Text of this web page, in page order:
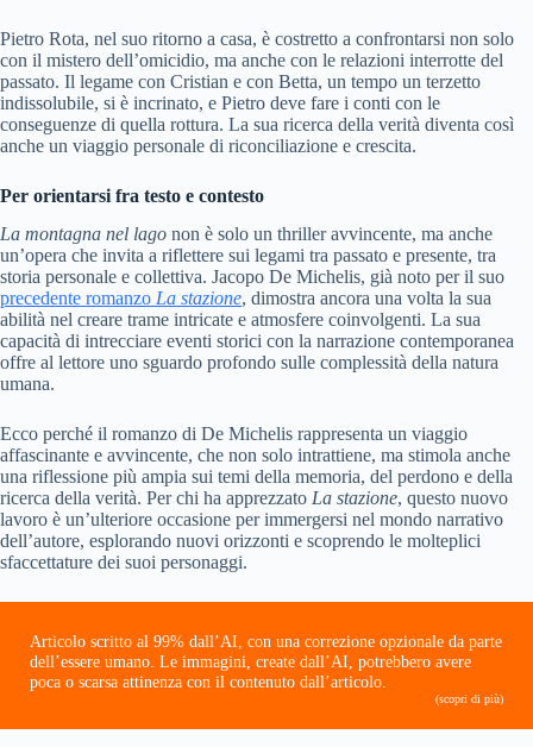
Pietro Rota, nel suo ritorno a casa, è costretto a confrontarsi non solo
con il mistero dell’omicidio, ma anche con le relazioni interrotte del
passato. Il legame con Cristian e con Betta, un tempo un terzetto
indissolubile, si è incrinato, e Pietro deve fare i conti con le
conseguenze di quella rottura. La sua ricerca della verità diventa così
anche un viaggio personale di riconciliazione e crescita.
Per orientarsi fra testo e contesto
La montagna nel lago non è solo un thriller avvincente, ma anche
un’opera che invita a riflettere sui legami tra passato e presente, tra
storia personale e collettiva. Jacopo De Michelis, già noto per il suo
precedente romanzo La stazione, dimostra ancora una volta la sua
abilità nel creare trame intricate e atmosfere coinvolgenti. La sua
capacità di intrecciare eventi storici con la narrazione contemporanea
offre al lettore uno sguardo profondo sulle complessità della natura
umana.
Ecco perché il romanzo di De Michelis rappresenta un viaggio
affascinante e avvincente, che non solo intrattiene, ma stimola anche
una riflessione più ampia sui temi della memoria, del perdono e della
ricerca della verità. Per chi ha apprezzato La stazione, questo nuovo
lavoro è un’ulteriore occasione per immergersi nel mondo narrativo
dell’autore, esplorando nuovi orizzonti e scoprendo le molteplici
sfaccettature dei suoi personaggi.
Articolo scritto al 99% dall’AI, con una correzione opzionale da parte
dell’essere umano. Le immagini, create dall’AI, potrebbero avere
poca o scarsa attinenza con il contenuto dall’articolo.
(scopri di più)